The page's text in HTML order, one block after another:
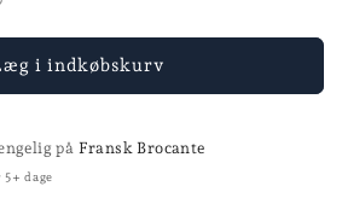
i indkøbskurv
på Fransk Brocante
dage